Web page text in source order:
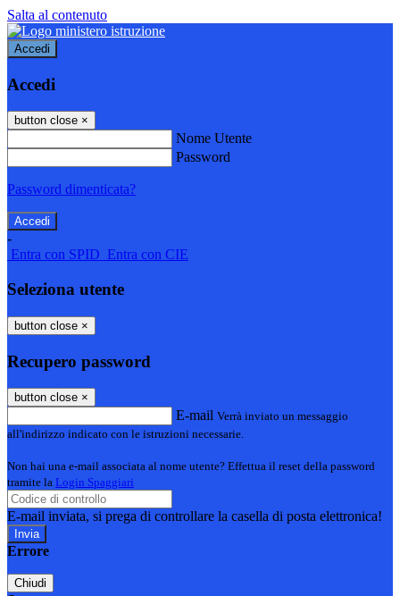
Salta al contenuto
Accedi
Accedi
button close ×
Nome Utente
Password
Password dimenticata?
-
Entra con SPID Entra con CIE
Seleziona utente
button close ×
Recupero password
button close ×
E-mail Verrà inviato un messaggio
all'indirizzo indicato con le istruzioni necessarie.
Non hai una e-mail associata al nome utente? Effettua il reset della password
tramite la Login Spaggiari
E-mail inviata, si prega di controllare la casella di posta elettronica!
Errore
Chiudi